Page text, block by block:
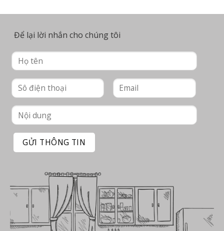
Để lại lời nhắn cho chúng tôi